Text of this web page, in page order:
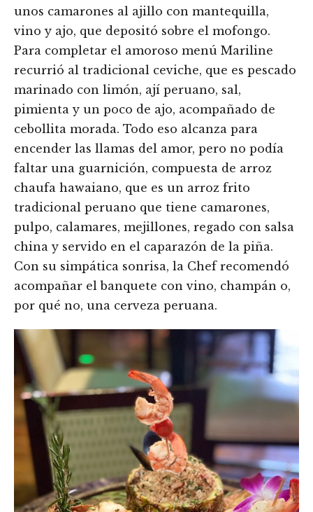
unos camarones al ajillo con mantequilla,
vino y ajo, que depositó sobre el mofongo.
Para completar el amoroso menú Mariline
recurrió al tradicional ceviche, que es pescado
marinado con limón, ají peruano, sal,
pimienta y un poco de ajo, acompañado de
cebollita morada. Todo eso alcanza para
encender las llamas del amor, pero no podía
faltar una guarnición, compuesta de arroz
chaufa hawaiano, que es un arroz frito
tradicional peruano que tiene camarones,
pulpo, calamares, mejillones, regado con salsa
china y servido en el caparazón de la piña.
Con su simpática sonrisa, la Chef recomendó
acompañar el banquete con vino, champán o,
por qué no, una cerveza peruana.